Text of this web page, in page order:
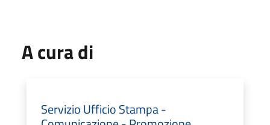
A cura di
Servizio Ufficio Stampa -